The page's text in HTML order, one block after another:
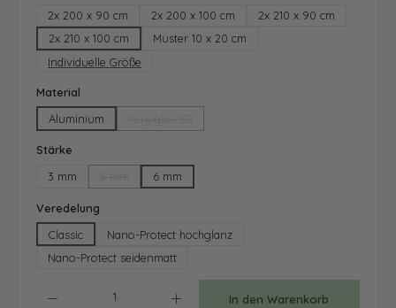
2x 200 x 90 cm
2x 200 x 100 cm
2x 210 x 90 cm
2x 210 x 100 cm
Muster 10 x 20 cm
Individuelle Größe
Material
Aluminium
Stärke
3 mm
(Diese Option ist zurzeit nicht verfügbar.)
6 mm
Veredelung
Classic
Nano-Protect hochglanz
Nano-Protect seidenmatt
In den Warenkorb